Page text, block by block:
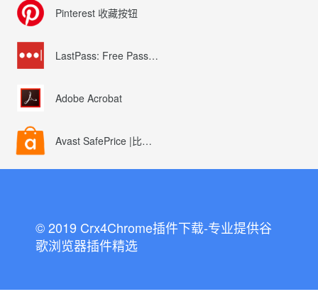
Pinterest 收藏按钮
LastPass: Free Password Manager
Adobe Acrobat
Avast SafePrice |比较、交易、优惠券
© 2019 Crx4Chrome插件下载-专业提供谷
歌浏览器插件精选